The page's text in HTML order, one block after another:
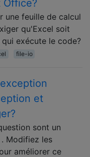
une feuille de calcul
qu'Excel soit
exécute le code?
file-io
et
sont un
Modifiez les
améliorer ce